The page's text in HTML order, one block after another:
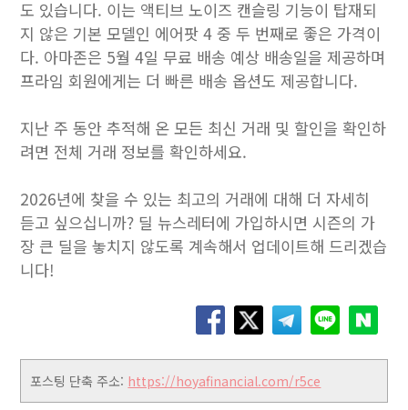
도 있습니다. 이는 액티브 노이즈 캔슬링 기능이 탑재되
지 않은 기본 모델인 에어팟 4 중 두 번째로 좋은 가격이
다. 아마존은 5월 4일 무료 배송 예상 배송일을 제공하며
프라임 회원에게는 더 빠른 배송 옵션도 제공합니다.
지난 주 동안 추적해 온 모든 최신 거래 및 할인을 확인하
려면 전체 거래 정보를 확인하세요.
2026년에 찾을 수 있는 최고의 거래에 대해 더 자세히
듣고 싶으십니까? 딜 뉴스레터에 가입하시면 시즌의 가
장 큰 딜을 놓치지 않도록 계속해서 업데이트해 드리겠습
니다!
포스팅 단축 주소: https://hoyafinancial.com/r5ce